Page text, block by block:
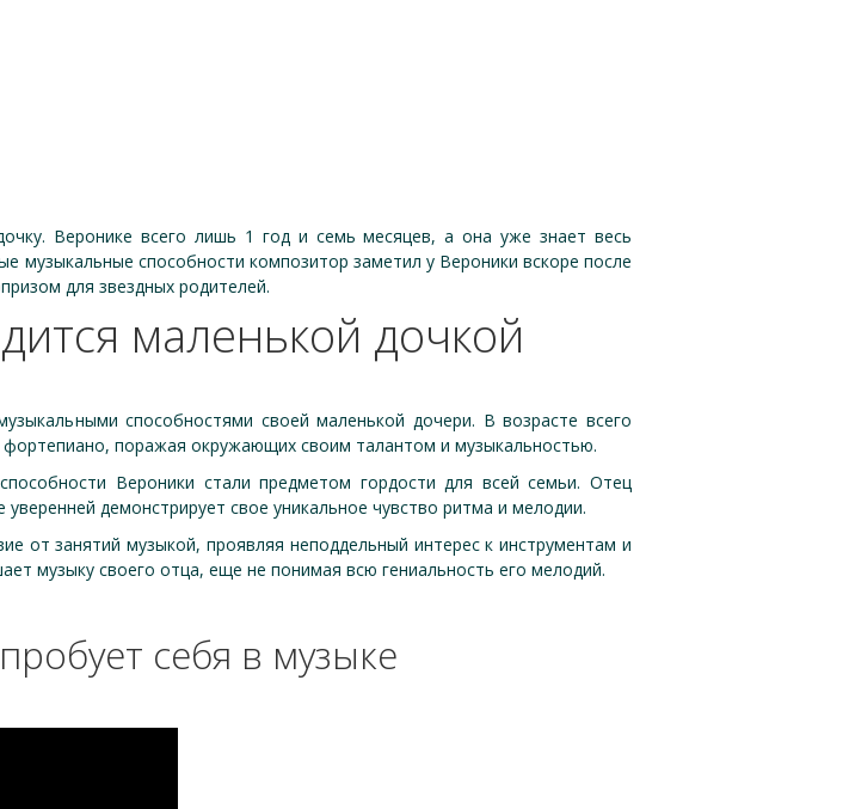
Веронике всего лишь 1 год и семь месяцев, а она уже знает весь
музыкальные способности композитор заметил у Вероники вскоре после
для звездных родителей.
маленькой дочкой
способностями своей маленькой дочери. В возрасте всего
поражая окружающих своим талантом и музыкальностью.
Вероники стали предметом гордости для всей семьи. Отец
демонстрирует свое уникальное чувство ритма и мелодии.
от занятий музыкой, проявляя неподдельный интерес к инструментам и
музыку своего отца, еще не понимая всю гениальность его мелодий.
себя в музыке